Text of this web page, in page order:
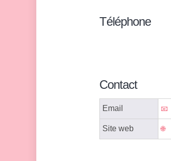
Téléphone
Contact
Email
Site web